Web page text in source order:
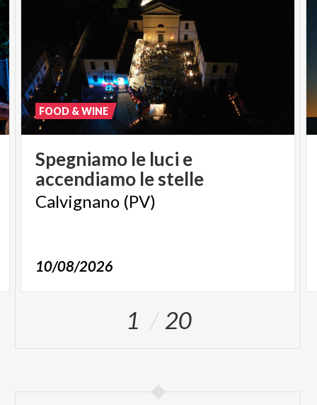
Spegniamo le luci e
accendiamo lestelle
Calvignano (PV)
10/08/2026
FOOD & WINE
1 20